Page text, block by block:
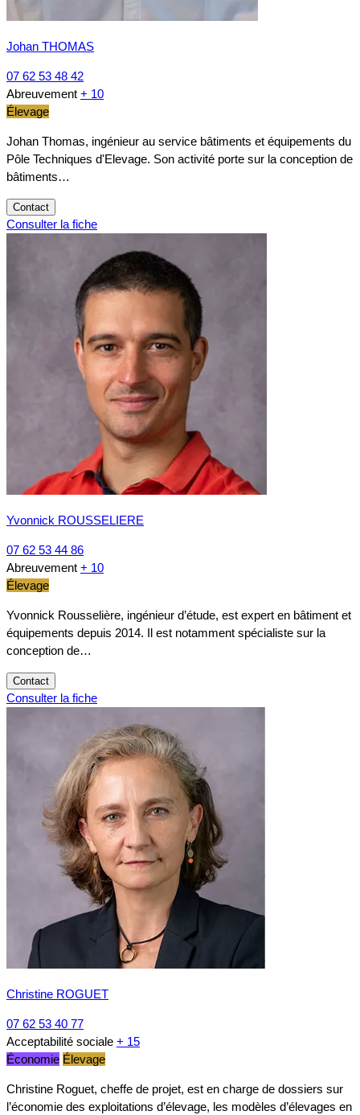
Johan THOMAS
07 62 53 48 42
Abreuvement + 10
Élevage
Johan Thomas, ingénieur au service bâtiments et équipements du
Pôle Techniques d'Elevage. Son activité porte sur la conception de
bâtiments…
Contact
Consulter la fiche
Yvonnick ROUSSELIERE
07 62 53 44 86
Abreuvement + 10
Élevage
Yvonnick Rousselière, ingénieur d’étude, est expert en bâtiment et
équipements depuis 2014. Il est notamment spécialiste sur la
conception de…
Contact
Consulter la fiche
Christine ROGUET
07 62 53 40 77
Acceptabilité sociale + 15
Économie Élevage
Christine Roguet, cheffe de projet, est en charge de dossiers sur
l’économie des exploitations d’élevage, les modèles d’élevages en